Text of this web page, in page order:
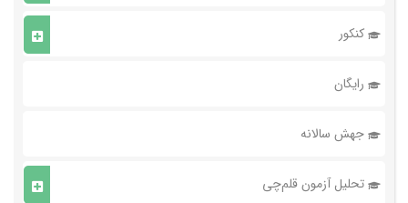
کنکور
رایگان
جهش سالانه
تحلیل آزمون قلم‌چی